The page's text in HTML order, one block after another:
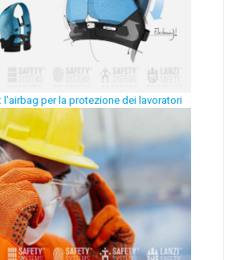
per la protezione dei lavoratori